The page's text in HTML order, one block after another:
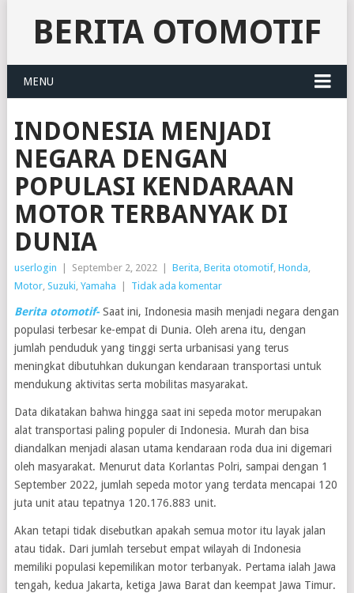
BERITA OTOMOTIF
MENU
INDONESIA MENJADI
NEGARA DENGAN
POPULASI KENDARAAN
MOTOR TERBANYAK DI
DUNIA
userlogin September 2, 2022 Berita, Berita otomotif, Honda,
Motor, Suzuki, Yamaha Tidak ada komentar
Berita otomotif-Saat ini, Indonesia masih menjadi negara dengan
populasi terbesar ke-empat di Dunia. Oleh arena itu, dengan
jumlah penduduk yang tinggi serta urbanisasi yang terus
meningkat dibutuhkan dukungan kendaraan transportasi untuk
mendukung aktivitas serta mobilitas masyarakat.
Data dikatakan bahwa hingga saat ini sepeda motor merupakan
alat transportasi paling populer di Indonesia. Murah dan bisa
diandalkan menjadi alasan utama kendaraan roda dua ini digemari
oleh masyarakat. Menurut data Korlantas Polri, sampai dengan 1
September 2022, jumlah sepeda motor yang terdata mencapai 120
juta unit atau tepatnya 120.176.883 unit.
Akan tetapi tidak disebutkan apakah semua motor itu layak jalan
atau tidak. Dari jumlah tersebut empat wilayah di Indonesia
memiliki populasi kepemilikan motor terbanyak. Pertama ialah Jawa
tengah, kedua Jakarta, ketiga Jawa Barat dan keempat Jawa Timur.